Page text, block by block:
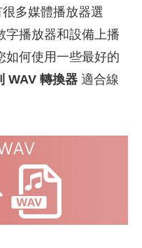
多媒體播放器選
字播放器和設備上播
如何使用一些最好的
WAV 轉換器 適合線